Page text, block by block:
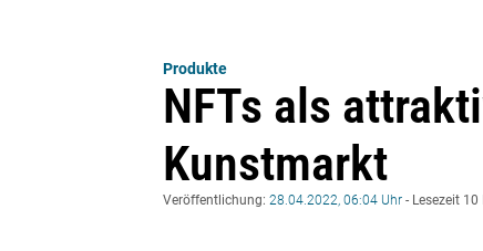
Produkte
NFTs als
Kunstmarkt
Veröffentlichung: 28.04.2022, 06:04 Uhr - Lesezeit 10